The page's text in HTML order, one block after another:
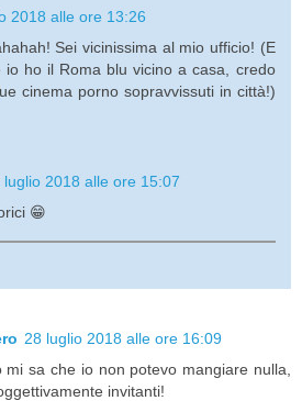
2018 alle ore 13:26
Sei vicinissima al mio ufficio! (E
io ho il Roma blu vicino a casa, credo
cinema porno sopravvissuti in città!)
luglio 2018 alle ore 15:07
😁
28 luglio 2018 alle ore 16:09
sa che io non potevo mangiare nulla,
invitanti!